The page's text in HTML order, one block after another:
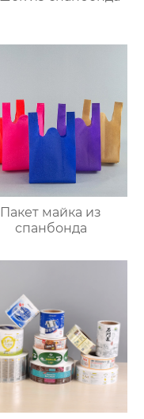
Пакет майка из
спанбонда